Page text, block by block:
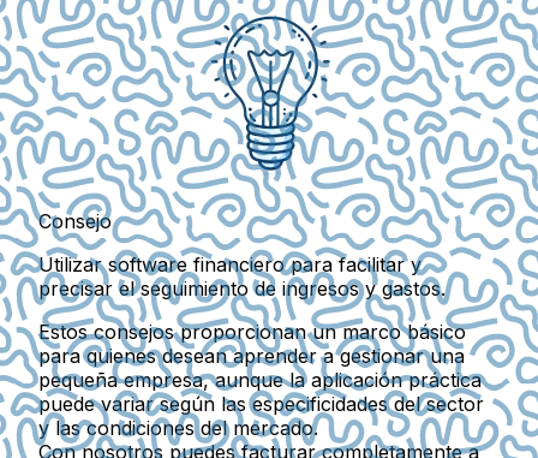
Consejo
Utilizar software financiero para facilitar y
precisar el seguimiento de ingresos y gastos.
Estos consejos proporcionan un marco básico
para quienes desean aprender a gestionar una
pequeña empresa, aunque la aplicación práctica
puede variar según las especificidades del sector
y las condiciones del mercado.
Con nosotros puedes facturar completamente a